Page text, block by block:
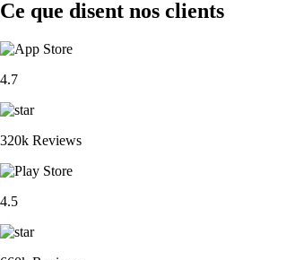
Ce que disent nos clients
4.7
320k Reviews
4.5